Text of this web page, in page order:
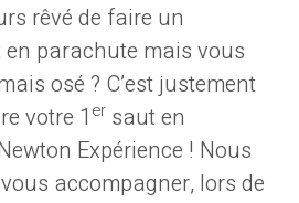
rêvé de faire un
parachute mais vous
osé ? C’est justement
votre 1 er saut en
Expérience ! Nous
accompagner, lors de